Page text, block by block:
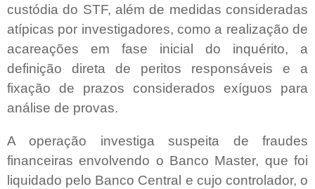
custódia do STF, além de medidas consideradas
atípicas por investigadores, como a realização de
acareações em fase inicial do inquérito, a
definição direta de peritos responsáveis e a
fixação de prazos considerados exíguos para
análise de provas.
A operação investiga suspeita de fraudes
financeiras envolvendo o Banco Master, que foi
liquidado pelo Banco Central e cujo controlador, o